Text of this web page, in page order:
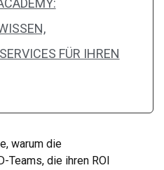
FÜR IHREN
warum die
Teams, die ihren ROI